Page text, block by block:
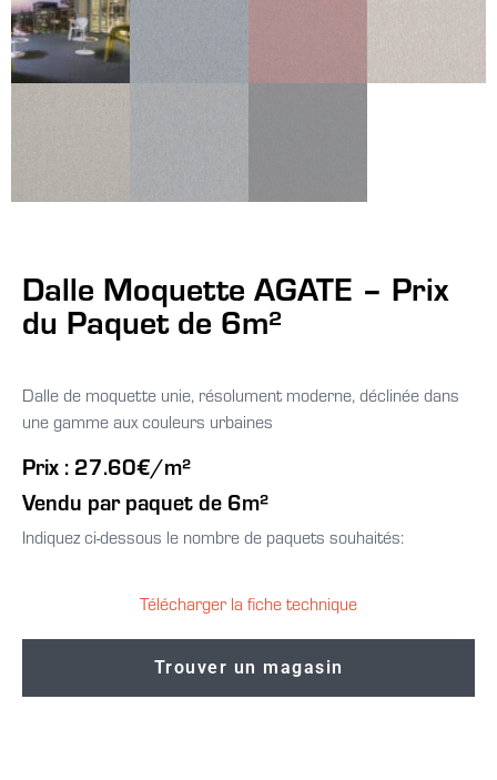
Dalle Moquette AGATE – Prix
du Paquet de 6m²
Dalle de moquette unie, résolument moderne, déclinée dans
une gamme aux couleurs urbaines
Prix : 27.60€/m²
Vendu par paquet de 6m²
Indiquez ci-dessous le nombre de paquets souhaités:
Télécharger la fiche technique
Trouver un magasin